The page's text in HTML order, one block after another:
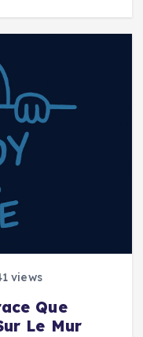
views
Que
Le Mur